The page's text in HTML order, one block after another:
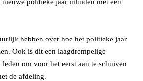
nieuwe politieke jaar inluiden met een
hebben over hoe het politieke jaar
Ook is dit een laagdrempelige
om voor het eerst aan te schuiven
de afdeling.